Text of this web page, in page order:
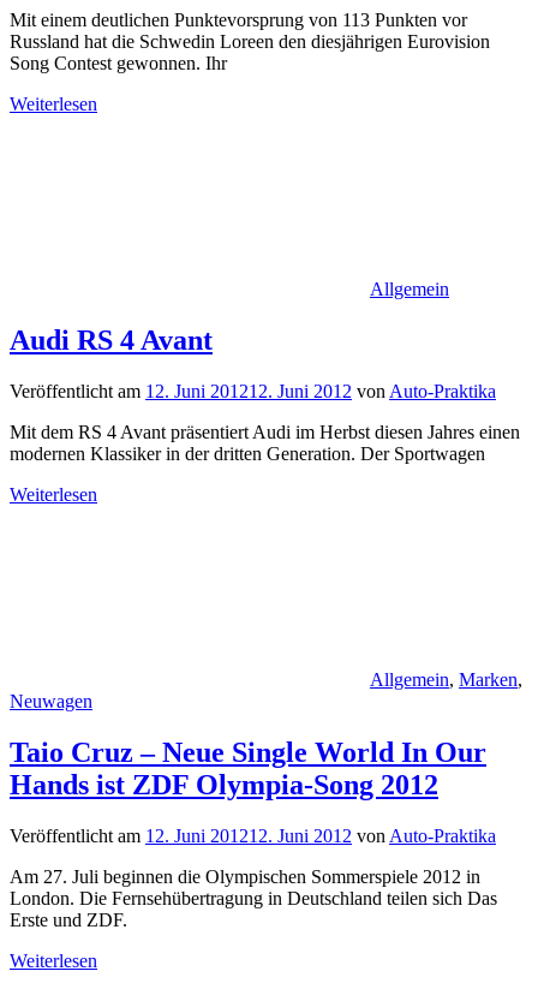
Mit einem deutlichen Punktevorsprung von 113 Punkten vor
Russland hat die Schwedin Loreen den diesjährigen Eurovision
Song Contest gewonnen. Ihr
Weiterlesen
Allgemein
Audi RS 4 Avant
Veröffentlicht am 12. Juni 201212. Juni 2012 von Auto-Praktika
Mit dem RS 4 Avant präsentiert Audi im Herbst diesen Jahres einen
modernen Klassiker in der dritten Generation. Der Sportwagen
Weiterlesen
Allgemein, Marken,
Neuwagen
Taio Cruz – Neue Single World In Our
Hands ist ZDF Olympia-Song 2012
Veröffentlicht am 12. Juni 201212. Juni 2012 von Auto-Praktika
Am 27. Juli beginnen die Olympischen Sommerspiele 2012 in
London. Die Fernsehübertragung in Deutschland teilen sich Das
Erste und ZDF.
Weiterlesen